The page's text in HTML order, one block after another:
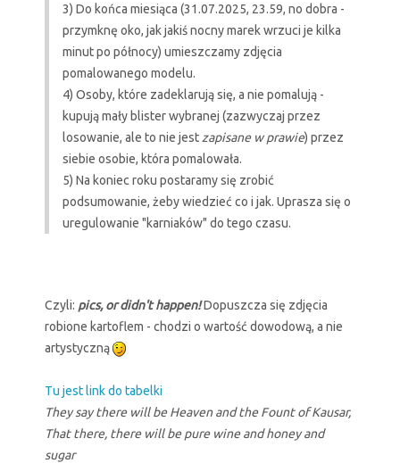
3) Do końca miesiąca (31.07.2025, 23.59, no dobra -
przymknę oko, jak jakiś nocny marek wrzuci je kilka
minut po północy) umieszczamy zdjęcia
pomalowanego modelu.
4) Osoby, które zadeklarują się, a nie pomalują -
kupują mały blister wybranej (zazwyczaj przez
losowanie, ale to nie jest zapisane w prawie) przez
siebie osobie, która pomalowała.
5) Na koniec roku postaramy się zrobić
podsumowanie, żeby wiedzieć co i jak. Uprasza się o
uregulowanie "karniaków" do tego czasu.
Czyli: pics, or didn't happen!Dopuszcza się zdjęcia
robione kartoflem - chodzi o wartość dowodową, a nie
artystyczną
Tu jest link do tabelki
They say there will be Heaven and the Fount of Kausar,
That there, there will be pure wine and honey and
sugar